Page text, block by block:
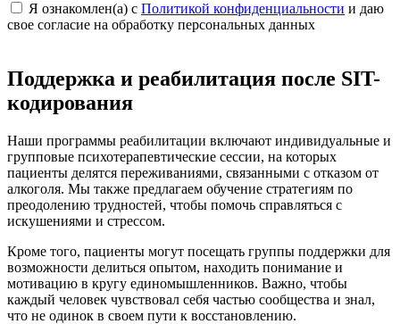
Я ознакомлен(а) с Политикой конфиденциальности и даю
свое cогласие на обработку персональных данных
Поддержка и реабилитация после SIT-
кодирования
Наши программы реабилитации включают индивидуальные и
групповые психотерапевтические сессии, на которых
пациенты делятся переживаниями, связанными с отказом от
алкоголя. Мы также предлагаем обучение стратегиям по
преодолению трудностей, чтобы помочь справляться с
искушениями и стрессом.
Кроме того, пациенты могут посещать группы поддержки для
возможности делиться опытом, находить понимание и
мотивацию в кругу единомышленников. Важно, чтобы
каждый человек чувствовал себя частью сообщества и знал,
что не одинок в своем пути к восстановлению.